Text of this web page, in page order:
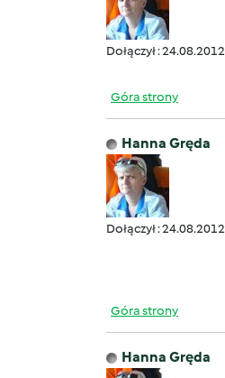
Dołączył : 24.08.2012
Góra strony
Hanna Gręda
Dołączył : 24.08.2012
Góra strony
Hanna Gręda